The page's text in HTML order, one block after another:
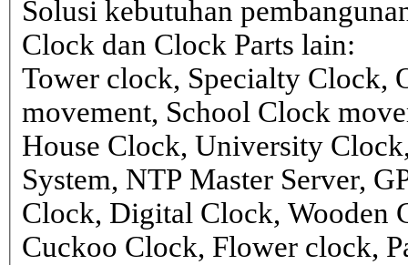
Solusi kebutuhan
Clock dan Clock Parts lain:
Tower clock, Specialty Clock,
movement, School Clock
House Clock, University
System, NTP Master Server,
Clock, Digital Clock, Wooden
Cuckoo Clock, Flower clock,